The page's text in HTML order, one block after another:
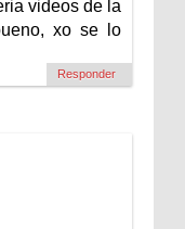
videos de la
xo se lo
Responder